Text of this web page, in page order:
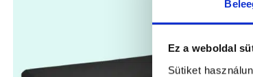
Ez a weboldal
Sütiket